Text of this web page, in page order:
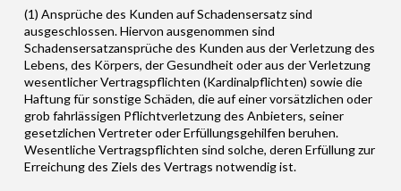
(1) Ansprüche des Kunden auf Schadensersatz sind
ausgeschlossen. Hiervon ausgenommen sind
Schadensersatzansprüche des Kunden aus der Verletzung des
Lebens, des Körpers, der Gesundheit oder aus der Verletzung
wesentlicher Vertragspflichten (Kardinalpflichten) sowie die
Haftung für sonstige Schäden, die auf einer vorsätzlichen oder
grob fahrlässigen Pflichtverletzung des Anbieters, seiner
gesetzlichen Vertreter oder Erfüllungsgehilfen beruhen.
Wesentliche Vertragspflichten sind solche, deren Erfüllung zur
Erreichung des Ziels des Vertrags notwendig ist.